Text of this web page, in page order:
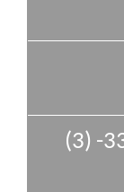
(3) -